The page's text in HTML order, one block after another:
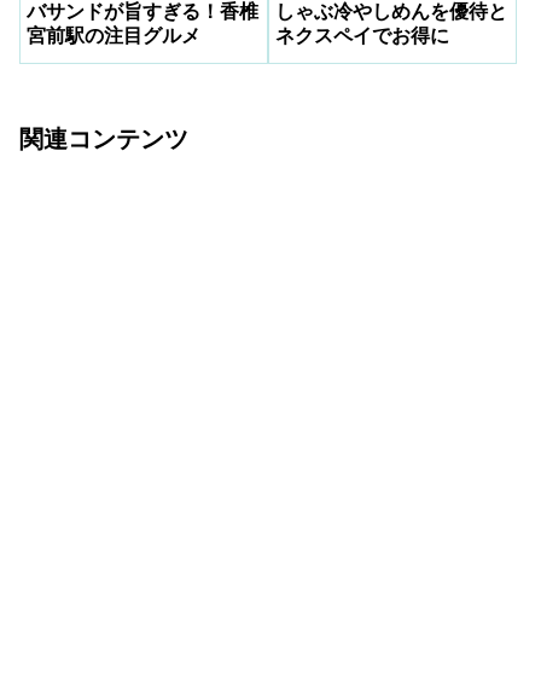
バサンドが旨すぎる！香椎
宮前駅の注目グルメ
しゃぶ冷やしめんを優待と
ネクスペイでお得に
関連コンテンツ